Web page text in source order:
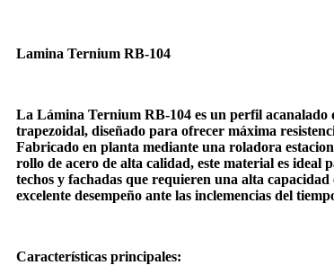
Lamina Ternium RB-104
La Lámina Ternium RB-104 es un perfil acanalado
trapezoidal, diseñado para ofrecer máxima
Fabricado en planta mediante una roladora
rollo de acero de alta calidad, este material es ideal
techos y fachadas que requieren una alta
excelente desempeño ante las inclemencias del
Características principales: